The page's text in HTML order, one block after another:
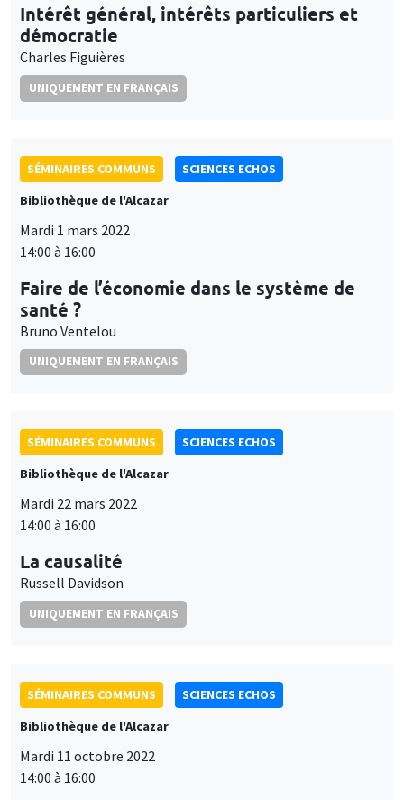
Intérêt général, intérêts particuliers et
démocratie
Charles Figuières
UNIQUEMENT EN FRANÇAIS
SÉMINAIRES COMMUNS
SCIENCES ECHOS
Bibliothèque de l'Alcazar
Mardi 1 mars 2022
14:00 à 16:00
Faire de l’économie dans le système de
santé ?
Bruno Ventelou
UNIQUEMENT EN FRANÇAIS
SÉMINAIRES COMMUNS
SCIENCES ECHOS
Bibliothèque de l'Alcazar
Mardi 22 mars 2022
14:00 à 16:00
La causalité
Russell Davidson
UNIQUEMENT EN FRANÇAIS
SÉMINAIRES COMMUNS
SCIENCES ECHOS
Bibliothèque de l'Alcazar
Mardi 11 octobre 2022
14:00 à 16:00